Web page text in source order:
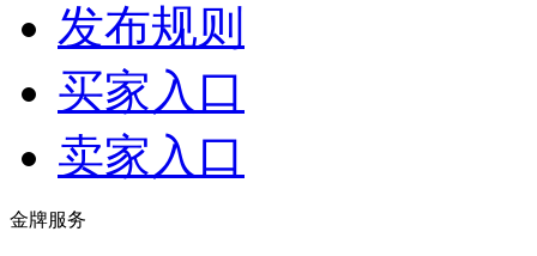
发布规则
买家入口
卖家入口
金牌服务